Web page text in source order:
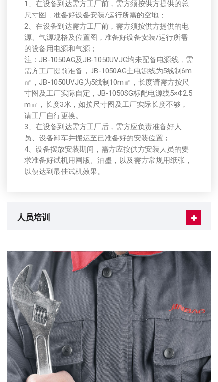
1、在设备到达需方工厂前，需方须按供方提供的总
尺寸图，准备好设备安装/运行所需的空地；
2、在设备到达需方工厂前，需方须按供方提供的电
源、气源规格及位置图，准备好设备安装/运行所需
的设备用电源和气源；
注：JB-1050AG及JB-1050UVJG均未配备电源线，需
需方工厂提前准备，JB-1050AG主电源线为5线制6m
㎡，JB-1050UVJG为5线制10m㎡，长度请需方按尺
寸图及工厂实际自定，JB-1050SG标配电源线5×Φ2.5
m㎡，长度3米，如按尺寸图及工厂实际长度不够，
请工厂自行更换。
3、在设备到达需方工厂后，需方应负责准备好人
员、设备卸车并搬运至已准备好的安装位置；
4、设备摆放安装期间，需方应按供方安装人员的要
求准备好试机用网版、油墨，以及需方常规用纸张，
以便达到最佳试机效果。
人员培训